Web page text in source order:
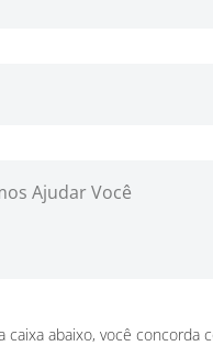
caixa abaixo, você concorda